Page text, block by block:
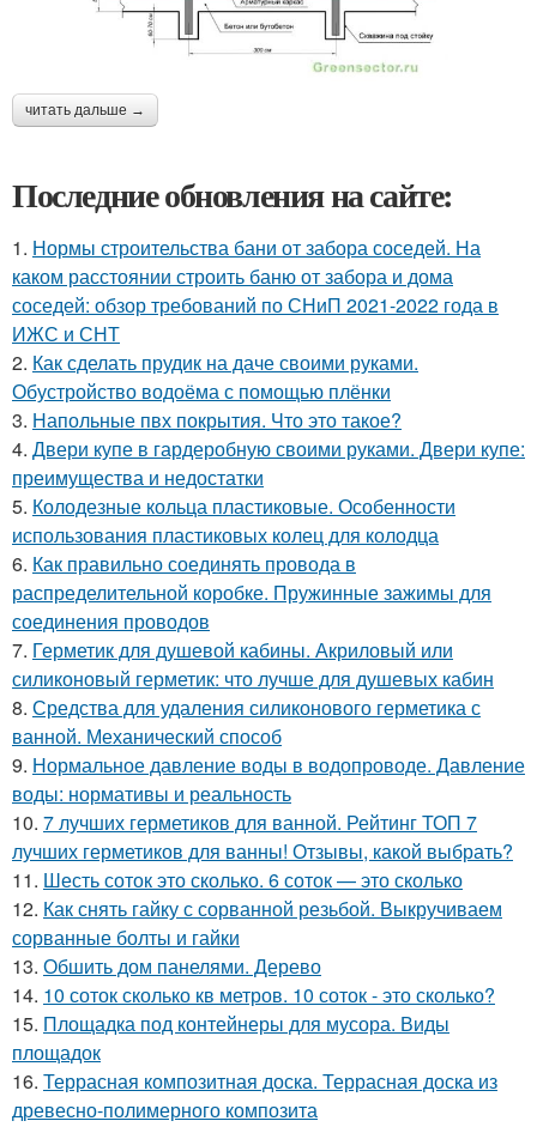
читать дальше →
Последние обновления на сайте:
1. Нормы строительства бани от забора соседей. На
каком расстоянии строить баню от забора и дома
соседей: обзор требований по СНиП 2021-2022 года в
ИЖС и СНТ
2. Как сделать прудик на даче своими руками.
Обустройство водоёма с помощью плёнки
3. Напольные пвх покрытия. Что это такое?
4. Двери купе в гардеробную своими руками. Двери купе:
преимущества и недостатки
5. Колодезные кольца пластиковые. Особенности
использования пластиковых колец для колодца
6. Как правильно соединять провода в
распределительной коробке. Пружинные зажимы для
соединения проводов
7. Герметик для душевой кабины. Акриловый или
силиконовый герметик: что лучше для душевых кабин
8. Средства для удаления силиконового герметика с
ванной. Механический способ
9. Нормальное давление воды в водопроводе. Давление
воды: нормативы и реальность
10. 7 лучших герметиков для ванной. Рейтинг ТОП 7
лучших герметиков для ванны! Отзывы, какой выбрать?
11. Шесть соток это сколько. 6 соток — это сколько
12. Как снять гайку с сорванной резьбой. Выкручиваем
сорванные болты и гайки
13. Обшить дом панелями. Дерево
14. 10 соток сколько кв метров. 10 соток - это сколько?
15. Площадка под контейнеры для мусора. Виды
площадок
16. Террасная композитная доска. Террасная доска из
древесно-полимерного композита